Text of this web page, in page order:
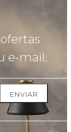
e-mail.
ENVIAR